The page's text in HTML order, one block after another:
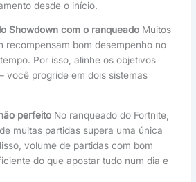
desde o início.
Showdown com o ranqueado Muitos
recompensam bom desempenho no
Por isso, alinhe os objetivos
você progride em dois sistemas
perfeito No ranqueado do Fortnite,
muitas partidas supera uma única
volume de partidas com bom
do que apostar tudo num dia e